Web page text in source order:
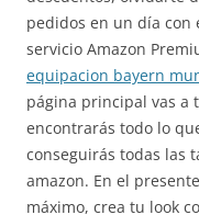
pedidos en un día con
servicio Amazon
equipacion bayern
página principal vas a
encontrarás todo lo
conseguirás todas las
amazon. En el
máximo, crea tu look